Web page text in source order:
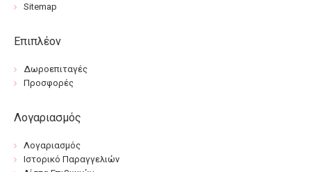
Sitemap
Επιπλέον
Δωροεπιταγές
Προσφορές
Λογαριασμός
Λογαριασμός
Ιστορικό Παραγγελιών